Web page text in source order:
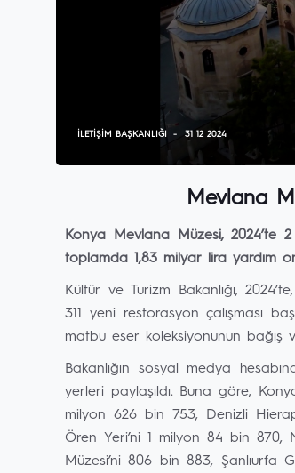
İLETIŞIM BAŞKANLIĞI 31 12 2024
Mevlana
Konya Mevlana Müzesi, 2024’te
toplamda 1,83 milyar lira yardım
Kültür ve Turizm Bakanlığı,
311 yeni restorasyon çalışması
matbu eser koleksiyonunun bağış
Bakanlığın sosyal medya
yerleri paylaşıldı. Buna göre,
milyon 626 bin 753, Denizli
Ören Yeri’ni 1 milyon 84 bin 870,
Müzesi’ni 806 bin 883, Şanlıurfa